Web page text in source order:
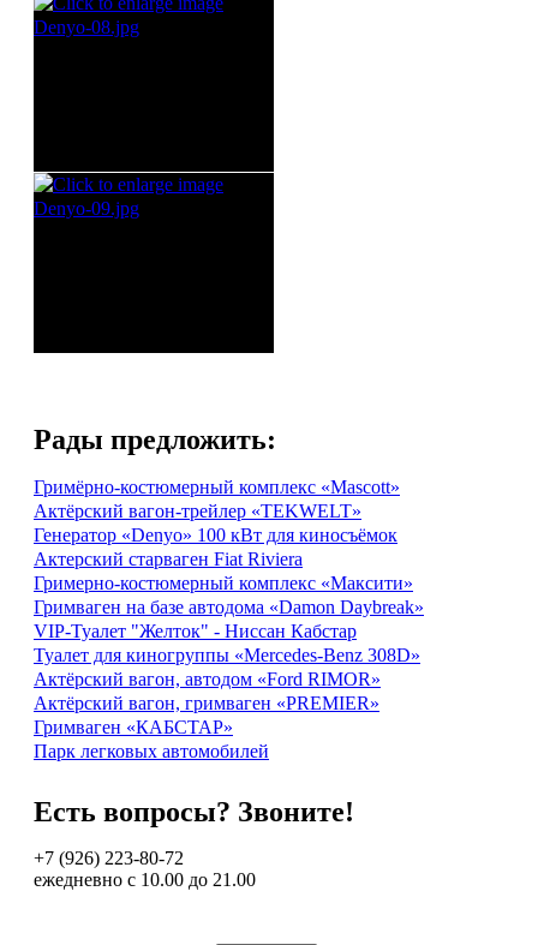
Рады предложить:
Гримёрно-костюмерный комплекс «Mascott»
Актёрский вагон-трейлер «TEKWELT»
Генератор «Denyo» 100 кВт для киносъёмок
Актерский старваген Fiat Riviera
Гримерно-костюмерный комплекс «Максити»
Гримваген на базе автодома «Damon Daybreak»
VIP-Туалет "Желток" - Ниссан Кабстар
Туалет для киногруппы «Mercedes-Benz 308D»
Актёрский вагон, автодом «Ford RIMOR»
Актёрский вагон, гримваген «PREMIER»
Гримваген «КАБСТАР»
Парк легковых автомобилей
Есть вопросы? Звоните!
+7 (926) 223-80-72
ежедневно с 10.00 до 21.00